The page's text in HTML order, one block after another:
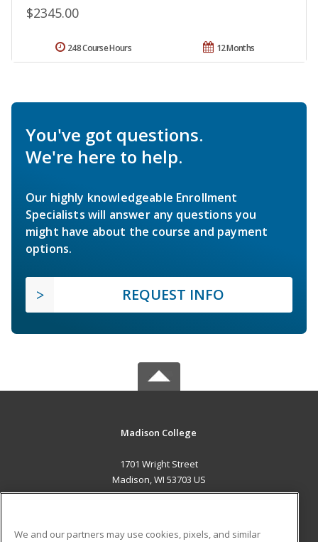
$2345.00
12 Months
248 Course Hours
You've got questions.
We're here to help.
Our highly knowledgeable Enrollment
Specialists will answer any questions you
might have about the course and payment
options.
REQUEST INFO
Madison College
1701 Wright Street
Madison, WI 53703 US
We and our partners may use cookies, pixels, and similar